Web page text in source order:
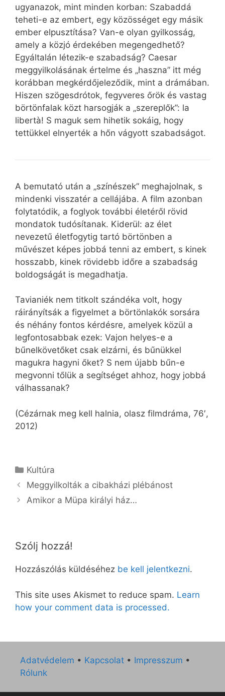
ugyanazok, mint minden korban: Szabaddá
teheti-e az embert, egy közösséget egy másik
ember elpusztítása? Van-e olyan gyilkosság,
amely a közjó érdekében megengedhető?
Egyáltalán létezik-e szabadság? Caesar
meggyilkolásának értelme és „haszna” itt még
korábban megkérdőjeleződik, mint a drámában.
Hiszen szögesdrótok, fegyveres őrök és vastag
börtönfalak közt harsogják a „szereplők”: la
libertà! S maguk sem hihetik sokáig, hogy
tettükkel elnyerték a hőn vágyott szabadságot.
A bemutató után a „színészek” meghajolnak, s
mindenki visszatér a cellájába. A film azonban
folytatódik, a foglyok további életéről rövid
mondatok tudósítanak. Kiderül: az élet
nevezetű életfogytig tartó börtönben a
művészet képes jobbá tenni az embert, s kinek
hosszabb, kinek rövidebb időre a szabadság
boldogságát is megadhatja.
Tavianiék nem titkolt szándéka volt, hogy
ráirányítsák a figyelmet a börtönlakók sorsára
és néhány fontos kérdésre, amelyek közül a
legfontosabbak ezek: Vajon helyes-e a
bűnelkövetőket csak elzárni, és bűnükkel
magukra hagyni őket? S nem újabb bűn-e
megvonni tőlük a segítséget ahhoz, hogy jobbá
válhassanak?
(Cézárnak meg kell halnia, olasz filmdráma, 76′,
2012)
Kategória
Kultúra
Meggyilkolták a cibakházi plébánost
Amikor a Müpa királyi ház…
Szólj hozzá!
Hozzászólás küldéséhez be kell jelentkezni.
This site uses Akismet to reduce spam. Learn
how your comment data is processed.
Adatvédelem • Kapcsolat • Impresszum •
Rólunk